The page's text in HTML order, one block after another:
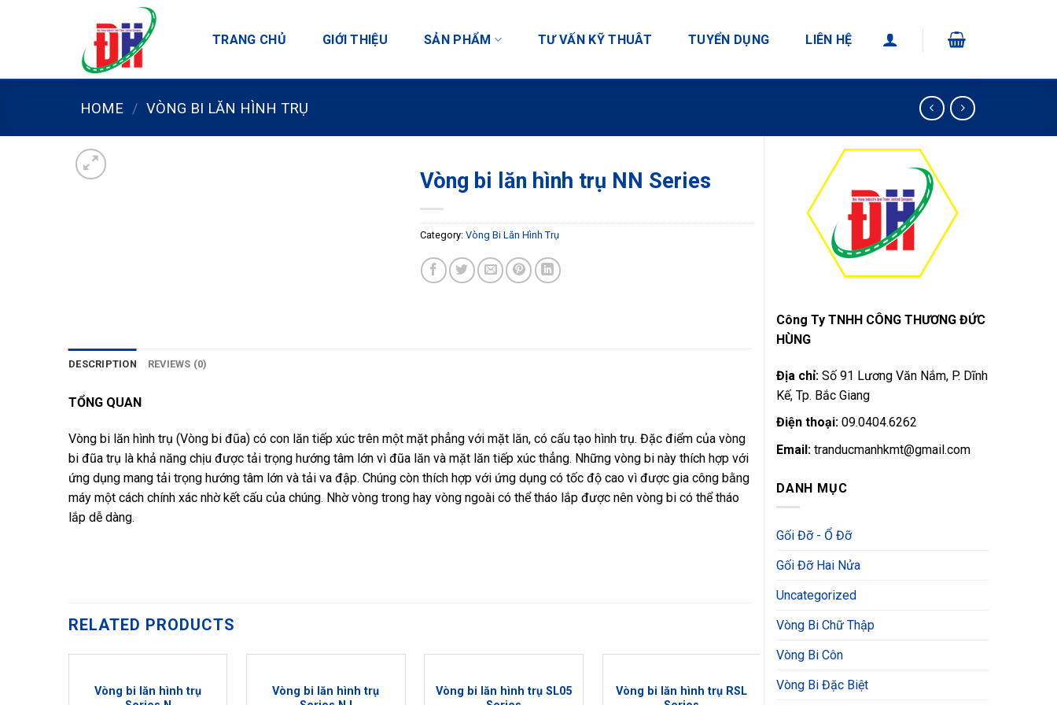
TRANG CHỦ GIỚI THIỆU SẢN PHẨM TƯ VẤN KỸ THUÂT TUYỂN DỤNG LIÊN HỆ
HOME / VÒNG BI LĂN HÌNH TRỤ
Công Ty TNHH CÔNG THƯƠNG ĐỨC
HÙNG
Địa chỉ: Số 91 Lương Văn Nắm, P. Dĩnh
Kế, Tp. Bắc Giang
Điện thoại: 09.0404.6262
Email: tranducmanhkmt@gmail.com
DANH MỤC
Gối Đỡ - Ổ Đỡ
Gối Đỡ Hai Nửa
Uncategorized
Vòng Bi Chữ Thập
Vòng Bi Côn
Vòng Bi Đặc Biệt
Vòng bi lăn hình trụ NN Series
Category: Vòng Bi Lăn Hình Trụ
DESCRIPTION REVIEWS (0)
TỔNG QUAN
Vòng bi lăn hình trụ (Vòng bi đũa) có con lăn tiếp xúc trên một mặt phẳng với mặt lăn, có cấu tạo hình trụ. Đặc điểm của vòng
bi đũa trụ là khả năng chịu được tải trọng hướng tâm lớn vì đũa lăn và mặt lăn tiếp xúc thẳng. Những vòng bi này thích hợp với
ứng dụng mang tải trọng hướng tâm lớn và tải va đập. Chúng còn thích hợp với ứng dụng có tốc độ cao vì được gia công bằng
máy một cách chính xác nhờ kết cấu của chúng. Nhờ vòng trong hay vòng ngoài có thể tháo lắp được nên vòng bi có thể tháo
lắp dễ dàng.
RELATED PRODUCTS
Add to
Vòng bi lăn hình trụ
Add to
Vòng bi lăn hình trụ
Add to
Vòng bi lăn hình trụ SL05
Add to
Vòng bi lăn hình trụ RSL
Vòng bi lăn hình trụ NU